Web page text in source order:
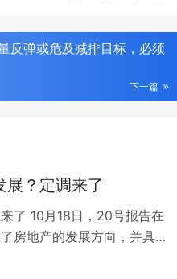
反弹或危及减排目标，必须
下一篇
展？定调来了
了 10月18日，20号报告在
房地产的发展方向，并具